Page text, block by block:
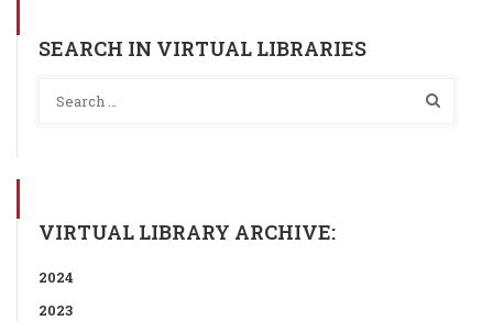
SEARCH IN VIRTUAL LIBRARIES
VIRTUAL LIBRARY ARCHIVE:
2024
2023